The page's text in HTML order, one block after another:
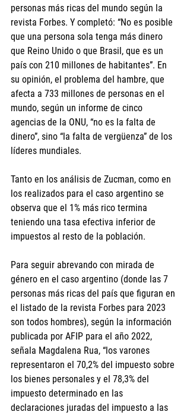
personas más ricas del mundo según la
revista Forbes. Y completó: “No es posible
que una persona sola tenga más dinero
que Reino Unido o que Brasil, que es un
país con 210 millones de habitantes”. En
su opinión, el problema del hambre, que
afecta a 733 millones de personas en el
mundo, según un informe de cinco
agencias de la ONU, “no es la falta de
dinero”, sino “la falta de vergüenza” de los
líderes mundiales.
Tanto en los análisis de Zucman, como en
los realizados para el caso argentino se
observa que el 1% más rico termina
teniendo una tasa efectiva inferior de
impuestos al resto de la población.
Para seguir abrevando con mirada de
género en el caso argentino (donde las 7
personas más ricas del país que figuran en
el listado de la revista Forbes para 2023
son todos hombres), según la información
publicada por AFIP para el año 2022,
señala Magdalena Rua, “los varones
representaron el 70,2% del impuesto sobre
los bienes personales y el 78,3% del
impuesto determinado en las
declaraciones juradas del impuesto a las